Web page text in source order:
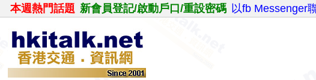
本週熱門話題 新會員登記/啟動戶口/重設密碼 以fb Messenger